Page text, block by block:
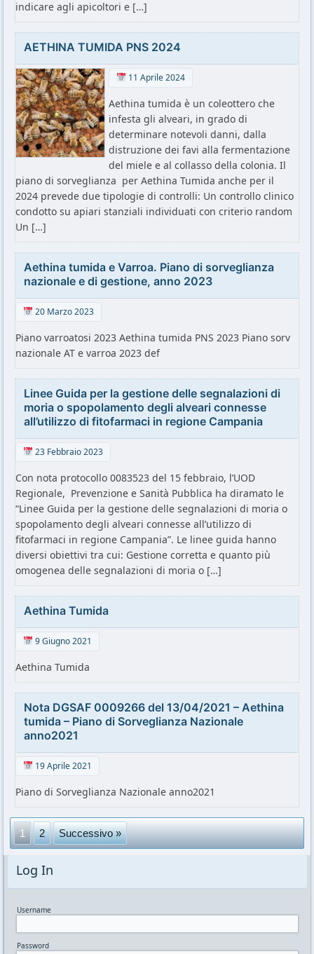
indicare agli apicoltori e […]
AETHINA TUMIDA PNS 2024
11 Aprile 2024
Aethina tumida è un coleottero che
infesta gli alveari, in grado di
determinare notevoli danni, dalla
distruzione dei favi alla fermentazione
del miele e al collasso della colonia. Il
piano di sorveglianza per Aethina Tumida anche per il
2024 prevede due tipologie di controlli: Un controllo clinico
condotto su apiari stanziali individuati con criterio random
Un […]
Aethina tumida e Varroa. Piano di sorveglianza
nazionale e di gestione, anno 2023
20 Marzo 2023
Piano varroatosi 2023 Aethina tumida PNS 2023 Piano sorv
nazionale AT e varroa 2023 def
Linee Guida per la gestione delle segnalazioni di
moria o spopolamento degli alveari connesse
all’utilizzo di fitofarmaci in regione Campania
23 Febbraio 2023
Con nota protocollo 0083523 del 15 febbraio, l’UOD
Regionale, Prevenzione e Sanità Pubblica ha diramato le
“Linee Guida per la gestione delle segnalazioni di moria o
spopolamento degli alveari connesse all’utilizzo di
fitofarmaci in regione Campania”. Le linee guida hanno
diversi obiettivi tra cui: Gestione corretta e quanto più
omogenea delle segnalazioni di moria o […]
Aethina Tumida
9 Giugno 2021
Aethina Tumida
Nota DGSAF 0009266 del 13/04/2021 – Aethina
tumida – Piano di Sorveglianza Nazionale
anno2021
19 Aprile 2021
Piano di Sorveglianza Nazionale anno2021
1 2 Successivo »
Log In
Username
Password